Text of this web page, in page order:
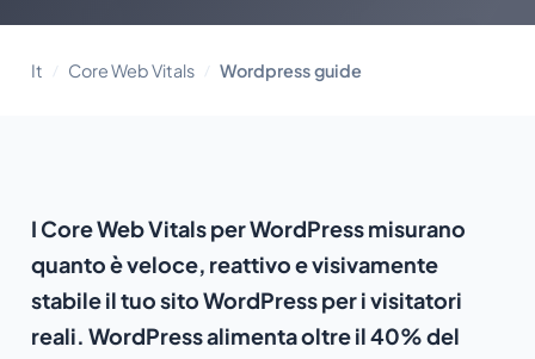
It Core Web Vitals Wordpress guide
I Core Web Vitals per WordPress misurano
quanto è veloce, reattivo e visivamente
stabile il tuo sito WordPress per i visitatori
reali. WordPress alimenta oltre il 40% del